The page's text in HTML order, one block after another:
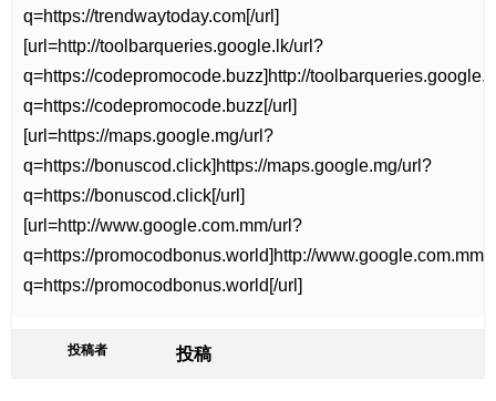
q=https://trendwaytoday.com[/url]
[url=http://toolbarqueries.google.lk/url?
q=https://codepromocode.buzz]http://
q=https://codepromocode.buzz[/url]
[url=https://maps.google.mg/url?
q=https://bonuscod.click]https://maps.google.mg/url?
q=https://bonuscod.click[/url]
[url=http://www.google.com.mm/url?
q=https://promocodbonus.world]http://www.google.com.mm/
q=https://promocodbonus.world[/url]
投稿者 投稿